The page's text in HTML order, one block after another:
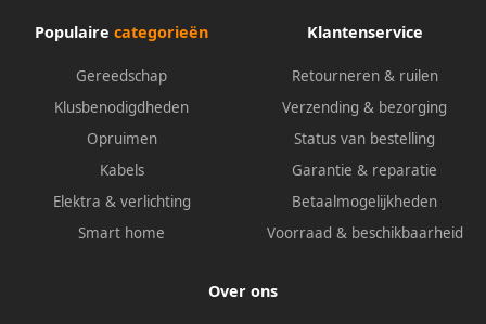
Populaire categorieën
Gereedschap
Klusbenodigdheden
Opruimen
Kabels
Elektra & verlichting
Smart home
Klantenservice
Retourneren & ruilen
Verzending & bezorging
Status van bestelling
Garantie & reparatie
Betaalmogelijkheden
Voorraad & beschikbaarheid
Over ons